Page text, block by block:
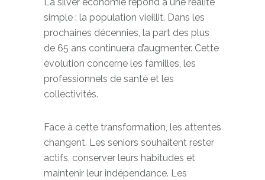
La silver économie répond à une réalité
simple : la population vieillit. Dans les
prochaines décennies, la part des plus
de 65 ans continuera d’augmenter. Cette
évolution concerne les familles, les
professionnels de santé et les
Face à cette transformation, les attentes
changent. Les seniors souhaitent rester
actifs, conserver leurs habitudes et